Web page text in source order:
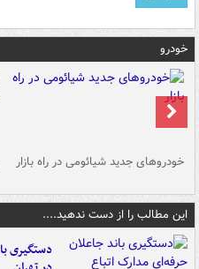
خودرو
خودروهای جدید شیائومی در راه بازار
این مطالب را از دست ندهید....
دستگیری